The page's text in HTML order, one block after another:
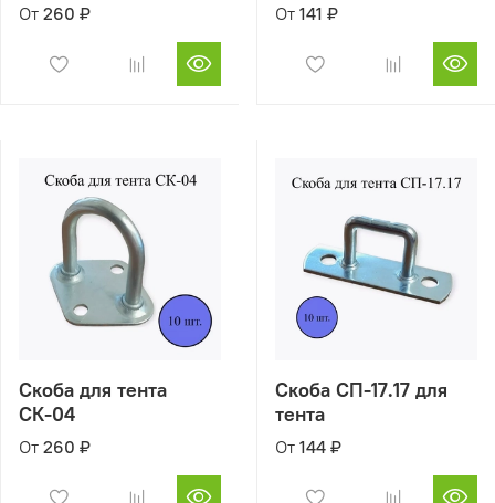
От 260 ₽ От 141 ₽
Скоба для тента
СК-04
От 260 ₽
Скоба СП-17.17 для
тента
От 144 ₽